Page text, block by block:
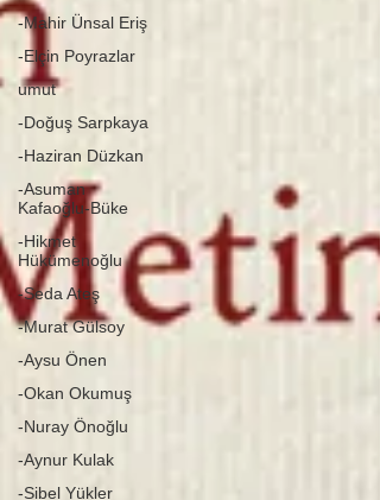
-Mahir Ünsal Eriş
-Elçin Poyrazlar
umut
-Doğuş Sarpkaya
-Haziran Düzkan
-Asuman
Kafaoğlu-Büke
-Hikmet
Hükümenoğlu
-Seda Ateş
-Murat Gülsoy
-Aysu Önen
-Okan Okumuş
-Nuray Önoğlu
-Aynur Kulak
-Sibel Yükler